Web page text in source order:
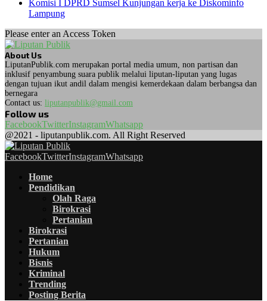
Komisi I DPRD Sumsel Kunjungan kerja ke Diskominfo
Lampung
Please enter an Access Token
About Us
LiputanPublik.com merupakan portal media umum, non partisan dan
inklusif penyambung suara publik melalui liputan-liputan yang lugas
dengan tujuan ikut andil dalam mengisi kemerdekaan dalam berbangsa dan
bernegara
Contact us: liputanpublik@gmail.com
Follow us
FacebookTwitterInstagramWhatsapp
@2021 - liputanpublik.com. All Right Reserved
FacebookTwitterInstagramWhatsapp
Home
Pendidikan
Olah Raga
Birokrasi
Pertanian
Birokrasi
Pertanian
Hukum
Bisnis
Kriminal
Trending
Posting Berita